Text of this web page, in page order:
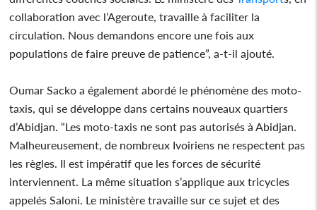
collaboration avec l’Ageroute, travaille à faciliter la
circulation. Nous demandons encore une fois aux
populations de faire preuve de patience”, a-t-il ajouté.
Oumar Sacko a également abordé le phénomène des moto-
taxis, qui se développe dans certains nouveaux quartiers
d’Abidjan. “Les moto-taxis ne sont pas autorisés à Abidjan.
Malheureusement, de nombreux Ivoiriens ne respectent pas
les règles. Il est impératif que les forces de sécurité
interviennent. La même situation s’applique aux tricycles
appelés Saloni. Le ministère travaille sur ce sujet et des